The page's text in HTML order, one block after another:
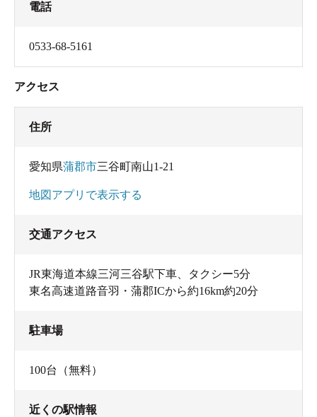
電話
0533-68-5161
アクセス
住所
愛知県蒲郡市三谷町南山1-21
地図アプリで表示する
交通アクセス
JR東海道本線三河三谷駅下車、タクシー5分
東名高速道路音羽・蒲郡ICから約16km約20分
駐車場
100台（無料）
近くの駅情報